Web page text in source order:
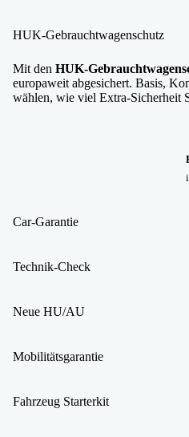
HUK-Gebrauchtwagenschutz
Mit den HUK-
europaweit abgesichert. Basis,
wählen, wie viel Extra-Sicherheit
Car-Garantie
Technik-Check
Neue HU/AU
Mobilitätsgarantie
Fahrzeug Starterkit